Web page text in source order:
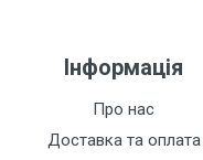
Інформація
Про нас
Доставка та оплата